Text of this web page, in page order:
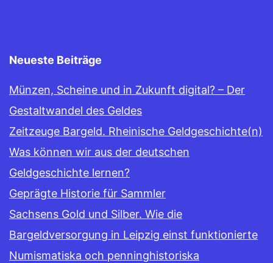
Neueste Beiträge
Münzen, Scheine und in Zukunft digital? – Der
Gestaltwandel des Geldes
Zeitzeuge Bargeld. Rheinische Geldgeschichte(n)
Was können wir aus der deutschen
Geldgeschichte lernen?
Geprägte Historie für Sammler
Sachsens Gold und Silber. Wie die
Bargeldversorgung in Leipzig einst funktionierte
Numismatiska och penninghistoriska